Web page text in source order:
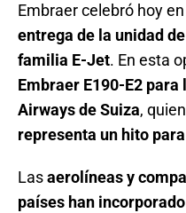
Embraer celebró hoy
entrega de la unidad
familia E-Jet. En esta
Embraer E190-E2
Airways de Suiza,
representa un hito
Lasaerolíneas y
países han